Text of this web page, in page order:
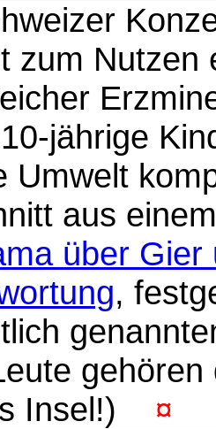
zum Nutzen
jährige
Umwelt
aus
über Gier
,
gehören
Insel!) ¤